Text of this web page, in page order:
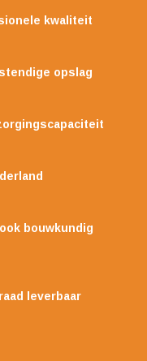
kwaliteit
opslag
bouwkundig
leverbaar